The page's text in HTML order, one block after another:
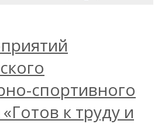
спортивного
к труду и